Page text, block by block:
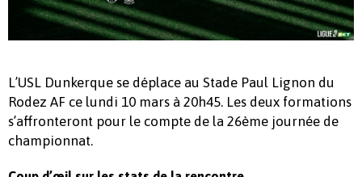
L’USL Dunkerque se déplace au Stade Paul Lignon du
Rodez AF ce lundi 10 mars à 20h45. Les deux formations
s’affronteront pour le compte de la 26ème journée de
championnat.